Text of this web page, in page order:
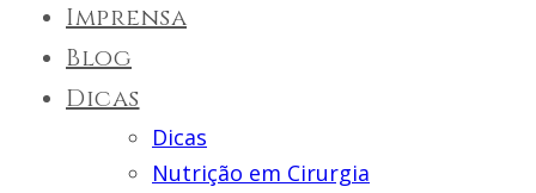
Imprensa
Blog
Dicas
Dicas
Nutrição em Cirurgia